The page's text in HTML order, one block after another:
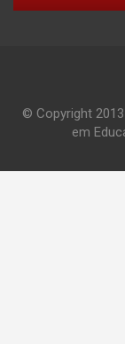
© Copyright
em